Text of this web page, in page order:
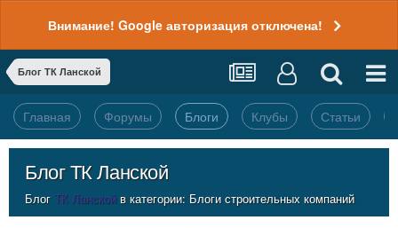
Внимание! Google авторизация отключена!
Блог ТК Ланской
Главная Форумы Блоги Клубы Статьи
Блог ТК Ланской
Блог ТК Ланскойв категории: Блоги строительных компаний